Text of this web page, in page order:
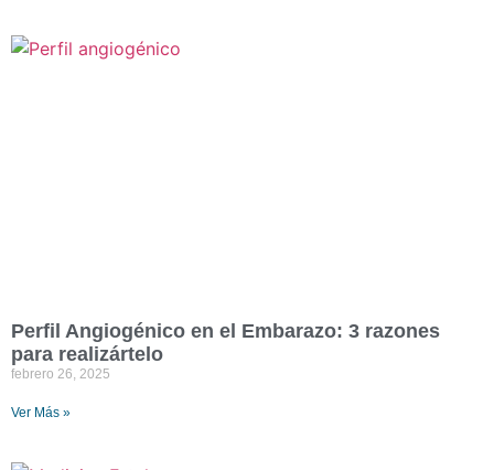
Perfil Angiogénico en el Embarazo: 3 razones
para realizártelo
febrero 26, 2025
Ver Más »